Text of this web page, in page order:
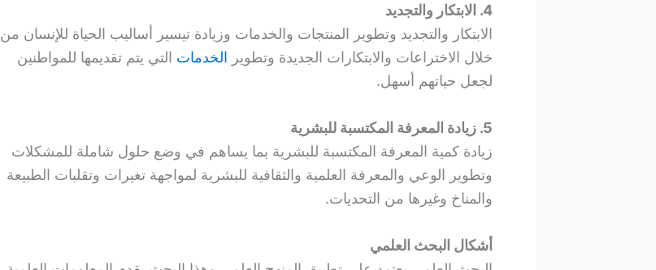
4. الابتكار والتجديد
الابتكار والتجديد وتطوير المنتجات والخدمات وزيادة تيسير أساليب الحياة للإنسان من
خلال الاختراعات والابتكارات الجديدة وتطوير الخدمات التي يتم تقديمها للمواطنين
لجعل حياتهم أسهل.
5. زيادة المعرفة المكتسبة للبشرية
زيادة كمية المعرفة المكتسبة للبشرية بما يساهم في وضع حلول شاملة للمشكلات
وتطوير الوعي والمعرفة العلمية والثقافية للبشرية لمواجهة تغيرات وتقلبات الطبيعة
والمناخ وغيرها من التحديات.
أشكال البحث العلمي